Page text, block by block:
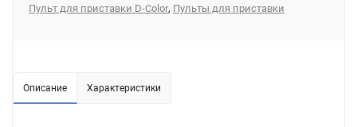
Пульт для приставки D-Color, Пульты для приставки
Описание Характеристики